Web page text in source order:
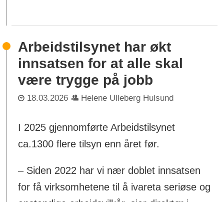
Arbeidstilsynet har økt
innsatsen for at alle skal
være trygge på jobb
18.03.2026 Helene Ulleberg Hulsund
I 2025 gjennomførte Arbeidstilsynet
ca.1300 flere tilsyn enn året før.
– Siden 2022 har vi nær doblet innsatsen
for få virksomhetene til å ivareta seriøse og